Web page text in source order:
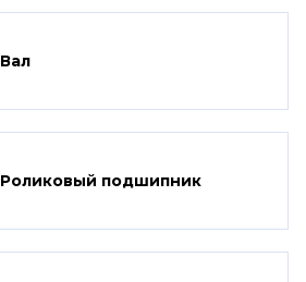
Вал
Роликовый подшипник